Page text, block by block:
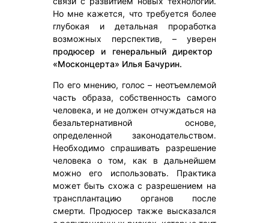
Но мне кажется, что требуется более
глубокая и детальная проработка
возможных перспектив, – уверен
продюсер и генеральный директор
«Москонцерта» Илья Бачурин.
По его мнению, голос – неотъемлемой
часть образа, собственность самого
человека, и не должен отчуждаться на
безальтернативной основе,
определенной законодательством.
Необходимо спрашивать разрешение
человека о том, как в дальнейшем
можно его использовать. Практика
может быть схожа с разрешением на
трансплантацию органов после
смерти. Продюсер также высказался